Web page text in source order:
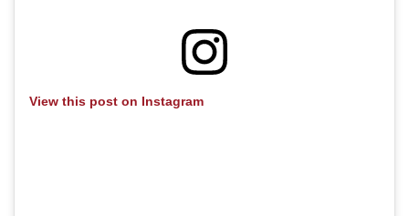
View this post on Instagram